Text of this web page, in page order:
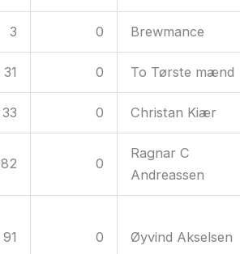
3 0 Brewmance
31 0 To Tørste mænd
33 0 Christan Kiær
82 0
Ragnar C
Andreassen
91 0 Øyvind Akselsen